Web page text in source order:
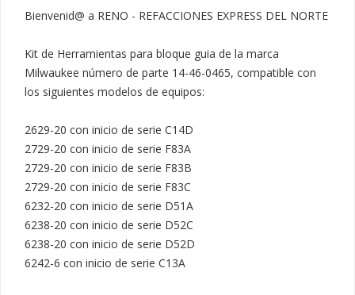
Bienvenid@ a RENO - REFACCIONES EXPRESS DEL NORTE
Kit de Herramientas para bloque guia de la marca
Milwaukee número de parte 14-46-0465, compatible con
los siguientes modelos de equipos:
2629-20 con inicio de serie C14D
2729-20 con inicio de serie F83A
2729-20 con inicio de serie F83B
2729-20 con inicio de serie F83C
6232-20 con inicio de serie D51A
6238-20 con inicio de serie D52C
6238-20 con inicio de serie D52D
6242-6 con inicio de serie C13A